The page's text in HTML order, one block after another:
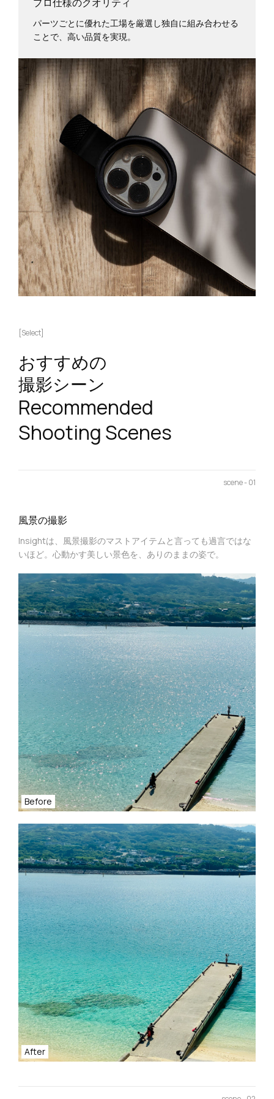
パーツごとに優れた工場を厳選し独自に組み合わせる
ことで、高い品質を実現。
[Select]
おすすめの
撮影シーン
Recommended
Shooting Scenes
scene - 01
風景の撮影
Insightは、風景撮影のマストアイテムと言っても過言ではな
いほど。心動かす美しい景色を、ありのままの姿で。
Before
After